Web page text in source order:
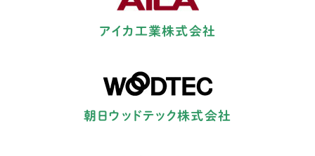
アイカ工業株式会社
朝日ウッドテック株式会社